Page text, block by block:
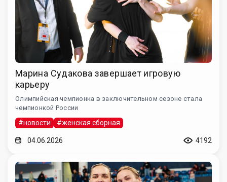
Марина Судакова завершает игровую
карьеру
Олимпийская чемпионка в заключительном сезоне стала
чемпионкой России
#новости #женская сборная
04.06.2026 4192